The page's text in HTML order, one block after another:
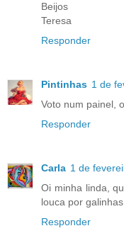
Beijos
Teresa
Responder
Pintinhas 1 de
Voto num painel,
Responder
Carla 1 de
Oi minha linda,
louca por
Responder